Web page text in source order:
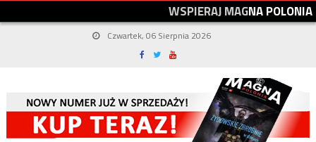
WSPIERAJMAGNAPOLONIA
Czwartek, 06 Sierpnia 2026